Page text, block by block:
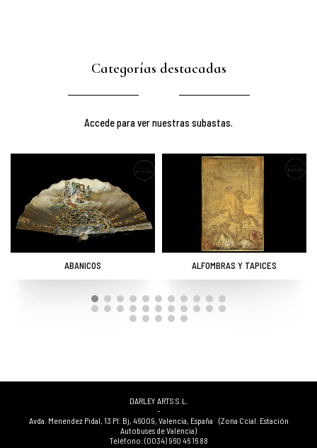
Categorías destacadas
Accede para ver nuestras subastas.
ABANICOS ALFOMBRAS Y TAPICES
DARLEY ARTS S.L.
-
Avda. Menendez Pidal, 13 Pl. Bj, 46009, Valencia, España (Zona Ccial. Estación
Autobuses de Valencia)
Teléfono:(0034) 960 46 16 88